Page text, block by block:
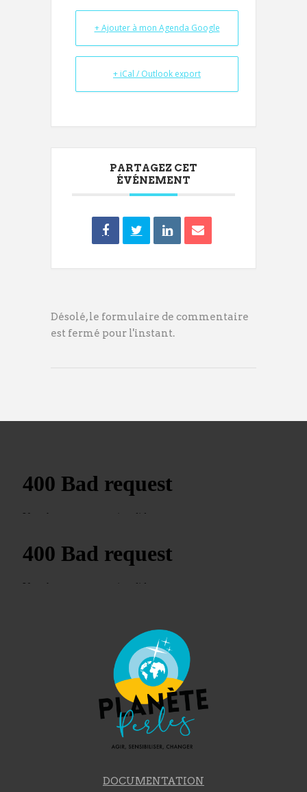
+ Ajouter à mon Agenda Google
+ iCal / Outlook export
PARTAGEZ CET
ÉVÉNEMENT
Désolé, le formulaire de commentaire
est fermé pour l'instant.
DOCUMENTATION